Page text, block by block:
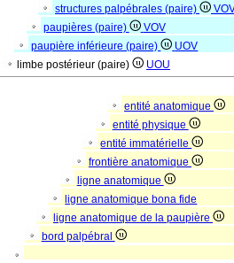
structures palpébrales (paire)
paupières (paire)
VOV
paupière inférieure (paire)
UOV
limbe postérieur (paire) UOU
entité anatomique
entité physique
entité immatérielle
frontière anatomique
ligne anatomique
ligne anatomique bona fide
ligne anatomique de la paupière
bord palpébral